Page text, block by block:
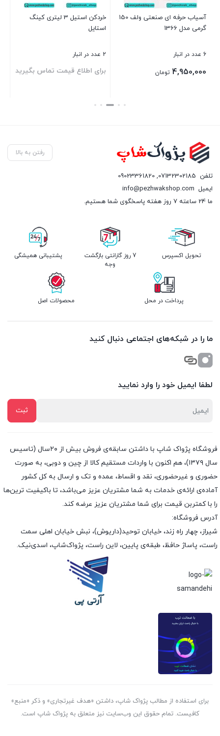
آسیاب حرفه ای صنعتی ولف 150
گرمی مدل 1366
6 عدد در انبار
4,950,000 تومان
خردکن استیل 3 لیتری کینگ
استایل
2 عدد در انبار
برای اطلاع قیمت تماس بگیرید
بستن
رفتن به بالا
تلفن 07132302185
,
09023361820
ایمیل info@pezhwakshop.com
ما 24 ساعته 7 روز هفته پاسخگوی شما هستیم.
تحویل اکسپرس
7 روز گارانتی بازگشت
وجه
پشتیبانی همیشگی
پرداخت در محل محصولات اصل
ما را در شبکه‌های اجتماعی دنبال کنید
لطفا ایمیل خود را وارد نمایید
فروشگاه پژواک شاپ با داشتن سابقه‌ی فروش بیش از ۲۰سال (تاسیس
سال ۱۳۷۹)، هم اکنون با واردات مستقیم کالا از چین و دوبی، به صورت
حضوری و غیرحضوری، نقد و اقساط، عمده و تک و ارسال به کل کشور
آماده‌ی ارائه‌ی خدمات به شما مشتریان عزیز می‌باشد، تا باکیفیت ترین‌ها
را با کمتربن قیمت برای شما مشتریان عزیز عرضه کند.
آدرس فروشگاه:
شیراز، چهار راه زند، خیابان توحید(داریوش)، نبش خیابان اهلی سمت
راست، پاساژ حافظ، طبقه‌ی پایین، لاین راست، پژواک‌شاپ، اسدی‌نیک.
برای استفاده از مطالب پژواک شاپ، داشتن «هدف غیرتجاری» و ذکر «منبع»
کافیست. تمام حقوق اين وب‌سايت نیز متعلق به پژواک شاپ است.